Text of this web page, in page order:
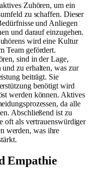
Zuhören, um ein
zu schaffen. Dieser
und Anliegen
und darauf einzugehen.
wird eine Kultur
Team gefördert.
sind in der Lage,
zu erhalten, was zur
beiträgt. Sie
benötigt wird
werden können. Aktives
da alle
Abschließend ist zu
oft als vertrauenswürdiger
werden, was ihre
Empathie